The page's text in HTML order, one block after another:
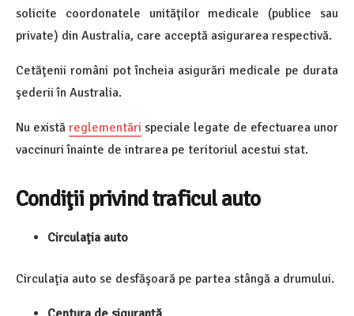
solicite coordonatele unităţilor medicale (publice sau
private) din Australia, care acceptă asigurarea respectivă.
Cetăţenii români pot încheia asigurări medicale pe durata
şederii în Australia.
Nu există reglementări speciale legate de efectuarea unor
vaccinuri înainte de intrarea pe teritoriul acestui stat.
Condiţii privind traficul auto
Circulaţia auto
Circulaţia auto se desfăşoară pe partea stângă a drumului.